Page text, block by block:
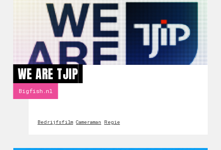
WE ARE TJIP
Bigfish.nl
Bedrijfsfilm Cameraman Regie